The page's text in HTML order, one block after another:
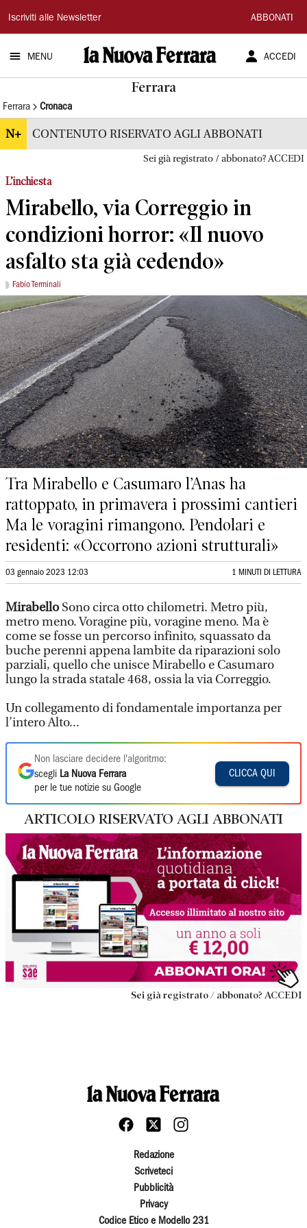
La
Nuova
Ferrara
Iscriviti alle Newsletter ABBONATI
MENU ACCEDI
Ferrara
Ferrara Cronaca
N+ CONTENUTO RISERVATO AGLI ABBONATI
Sei già registrato / abbonato? ACCEDI
L’inchiesta
Mirabello, via Correggio in
condizioni horror: «Il nuovo
asfalto sta già cedendo»
Fabio Terminali
Tra Mirabello e Casumaro l’Anas ha
rattoppato, in primavera i prossimi cantieri
Ma le voragini rimangono. Pendolari e
residenti: «Occorrono azioni strutturali»
03 gennaio 2023 12:03 1 MINUTI DI LETTURA
MirabelloSono circa otto chilometri. Metro più,
metro meno. Voragine più, voragine meno. Ma è
come se fosse un percorso infinito, squassato da
buche perenni appena lambite da riparazioni solo
parziali, quello che unisce Mirabello e Casumaro
lungo la strada statale 468, ossia la via Correggio.
Un collegamento di fondamentale importanza per
l’intero Alto...
Non lasciare decidere l'algoritmo:
scegli La Nuova Ferrara
per le tue notizie su Google
CLICCA QUI
ARTICOLO RISERVATO AGLI ABBONATI
Sei già registrato / abbonato? ACCEDI
Redazione
Scriveteci
Pubblicità
Privacy
Codice Etico e Modello 231